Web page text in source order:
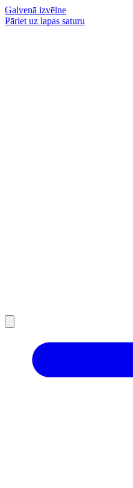
Galvenā izvēlne
Pāriet uz lapas saturu